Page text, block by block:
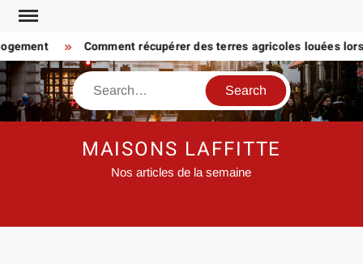
Skip
content
Comment récupérer des terres agricoles louées
Search
MAISONS LAFFITTE
Nos articles de la semaine